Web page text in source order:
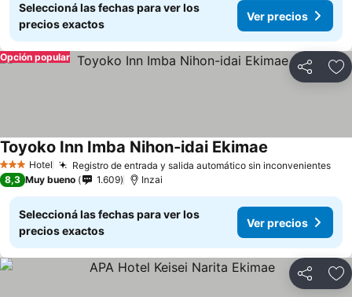
Seleccioná las fechas para ver los
precios exactos
Ver precios
Compartir
Opción popular
3 Estrellas
Hotel Registro de entrada y salida automático sin inconvenientes
Toyoko Inn Imba Nihon-idai Ekimae
8,3 Muy bueno 1.609 Inzai
Seleccioná las fechas para ver los
precios exactos
Ver precios
Compartir